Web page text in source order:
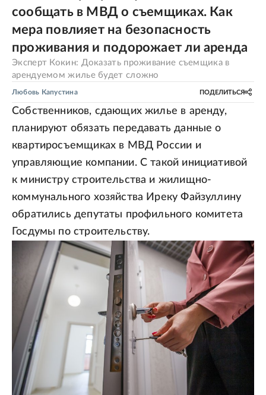
сообщать в МВД о съемщиках. Как
мера повлияет на безопасность
проживания и подорожает ли аренда
Эксперт Кокин: Доказать проживание съемщика в
арендуемом жилье будет сложно
Любовь Капустина ПОДЕЛИТЬСЯ
Собственников, сдающих жилье в аренду,
планируют обязать передавать данные о
квартиросъемщиках в МВД России и
управляющие компании. С такой инициативой
к министру строительства и жилищно-
коммунального хозяйства Иреку Файзуллину
обратились депутаты профильного комитета
Госдумы по строительству.